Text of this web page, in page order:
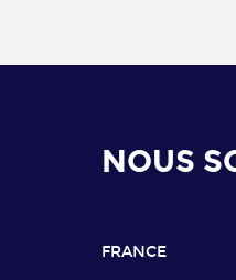
NOUS
FRANCE